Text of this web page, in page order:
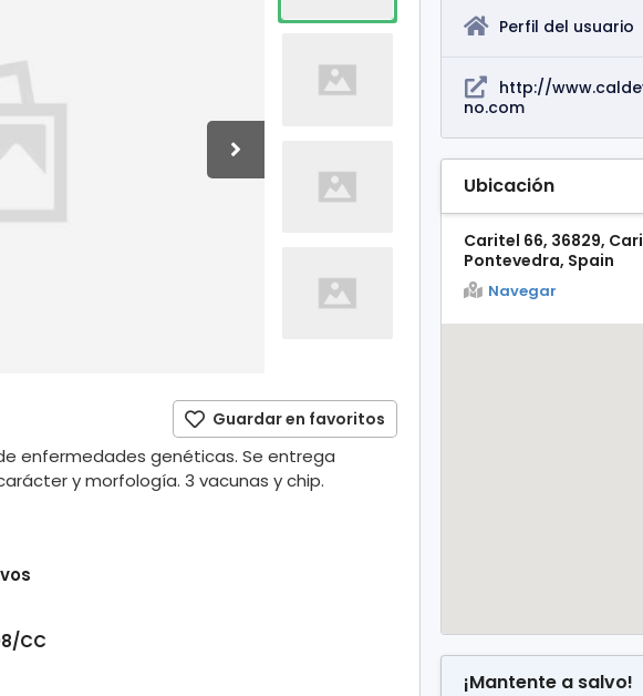
Guardar en favoritos
enfermedades genéticas. Se entrega
y morfología. 3 vacunas y chip.
CC
Perfil del usuario
http://
no.com
Ubicación
Caritel 66, 36829,
Pontevedra, Spain
Navegar
¡Mantente a salvo!